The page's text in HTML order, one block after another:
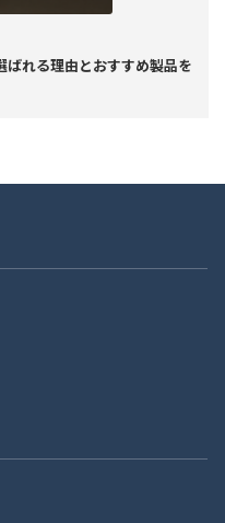
れる理由とおすすめ製品を